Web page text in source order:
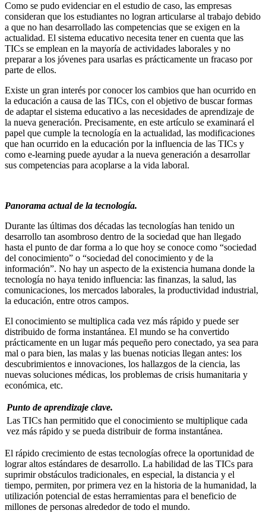
Como se pudo evidenciar en el estudio de caso, las empresas
consideran que los estudiantes no logran articularse al trabajo debido
a que no han desarrollado las competencias que se exigen en la
actualidad. El sistema educativo necesita tener en cuenta que las
TICs se emplean en la mayoría de actividades laborales y no
preparar a los jóvenes para usarlas es prácticamente un fracaso por
parte de ellos.
Existe un gran interés por conocer los cambios que han ocurrido en
la educación a causa de las TICs, con el objetivo de buscar formas
de adaptar el sistema educativo a las necesidades de aprendizaje de
la nueva generación. Precisamente, en este artículo se examinará el
papel que cumple la tecnología en la actualidad, las modificaciones
que han ocurrido en la educación por la influencia de las TICs y
como e-learning puede ayudar a la nueva generación a desarrollar
sus competencias para acoplarse a la vida laboral.
Panorama actual de la tecnología.
Durante las últimas dos décadas las tecnologías han tenido un
desarrollo tan asombroso dentro de la sociedad que han llegado
hasta el punto de dar forma a lo que hoy se conoce como “sociedad
del conocimiento” o “sociedad del conocimiento y de la
información”. No hay un aspecto de la existencia humana donde la
tecnología no haya tenido influencia: las finanzas, la salud, las
comunicaciones, los mercados laborales, la productividad industrial,
la educación, entre otros campos.
El conocimiento se multiplica cada vez más rápido y puede ser
distribuido de forma instantánea. El mundo se ha convertido
prácticamente en un lugar más pequeño pero conectado, ya sea para
mal o para bien, las malas y las buenas noticias llegan antes: los
descubrimientos e innovaciones, los hallazgos de la ciencia, las
nuevas soluciones médicas, los problemas de crisis humanitaria y
económica, etc.
Punto de aprendizaje clave.
Las TICs han permitido que el conocimiento se multiplique cada
vez más rápido y se pueda distribuir de forma instantánea.
El rápido crecimiento de estas tecnologías ofrece la oportunidad de
lograr altos estándares de desarrollo. La habilidad de las TICs para
suprimir obstáculos tradicionales, en especial, la distancia y el
tiempo, permiten, por primera vez en la historia de la humanidad, la
utilización potencial de estas herramientas para el beneficio de
millones de personas alrededor de todo el mundo.